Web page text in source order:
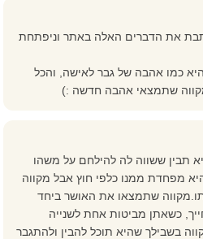
את הדברים האלה באתר וניפתחת
כמו אהבה של גבר לאישה, והכל
שתמצאי אהבה חדשה :)
תבין ששווה לה להילחם על משהו
מפחדת ממנו כלפי חוץ אבל מקווה
שתמצאו את האושר ביחד
כשאתן מביטות אחת לשנייה
בשבילך שהיא תוכל להבין ולהתגבר